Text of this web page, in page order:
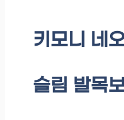
키모니 네
슬림 발목